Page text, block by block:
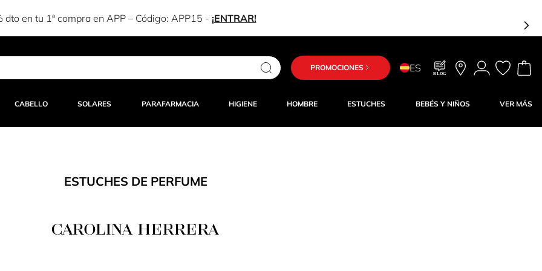
Estás a solo 25,00 € del envío gratuito
PROMOCIONES ES BLOG
CABELLO SOLARES PARAFARMACIA HIGIENE HOMBRE ESTUCHES BEBÉS Y NIÑOS VER MÁS
ESTUCHES DE PERFUME